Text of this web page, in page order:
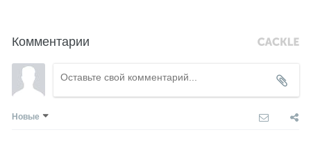
Комментарии
Новые